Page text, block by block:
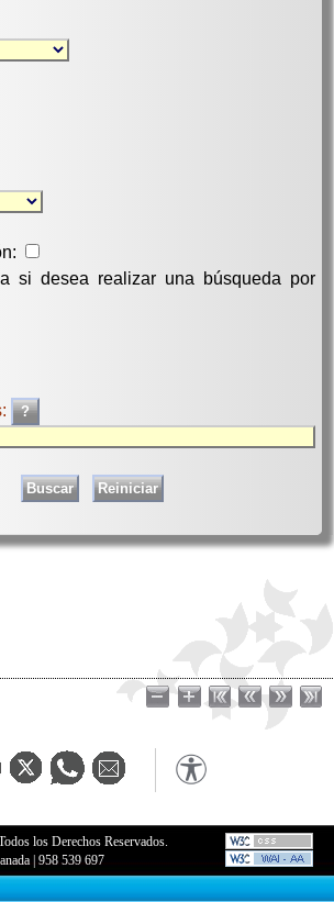
si desea realizar una búsqueda por
los Derechos Reservados.
|958 539 697